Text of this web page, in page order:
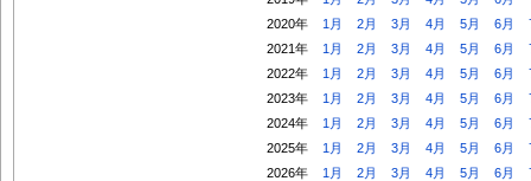
2020年
1月 2月 3月 4月 5月 6月
2021年
1月 2月 3月 4月 5月 6月
2022年
1月 2月 3月 4月 5月 6月
2023年
1月 2月 3月 4月 5月 6月
2024年
1月 2月 3月 4月 5月 6月
2025年
1月 2月 3月 4月 5月 6月
2026年
1月 2月 3月 4月 5月 6月